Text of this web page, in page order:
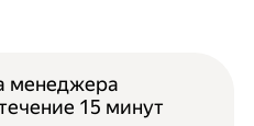
менеджера
15 минут